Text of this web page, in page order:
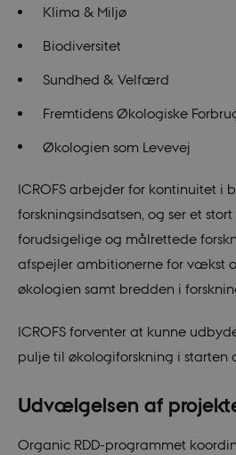
Klima & Miljø
Biodiversitet
Sundhed & Velfærd
Fremtidens Økologiske
Økologien som Levevej
ICROFS arbejder for kontinuitet i
forskningsindsatsen, og ser et
forudsigelige og målrettede
afspejler ambitionerne for vækst
økologien samt bredden i
ICROFS forventer at kunne
pulje til økologiforskning i starten
Udvælgelsen af
Organic RDD-programmet